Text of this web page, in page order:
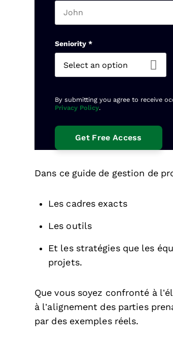
Seniority *
By submitting you agree to receive
Privacy Policy.
Dans ce guide de gestion de
Les cadres exacts
Les outils
Et les stratégies que les
projets.
Que vous soyez confronté à
à l’alignement des parties
par des exemples réels.